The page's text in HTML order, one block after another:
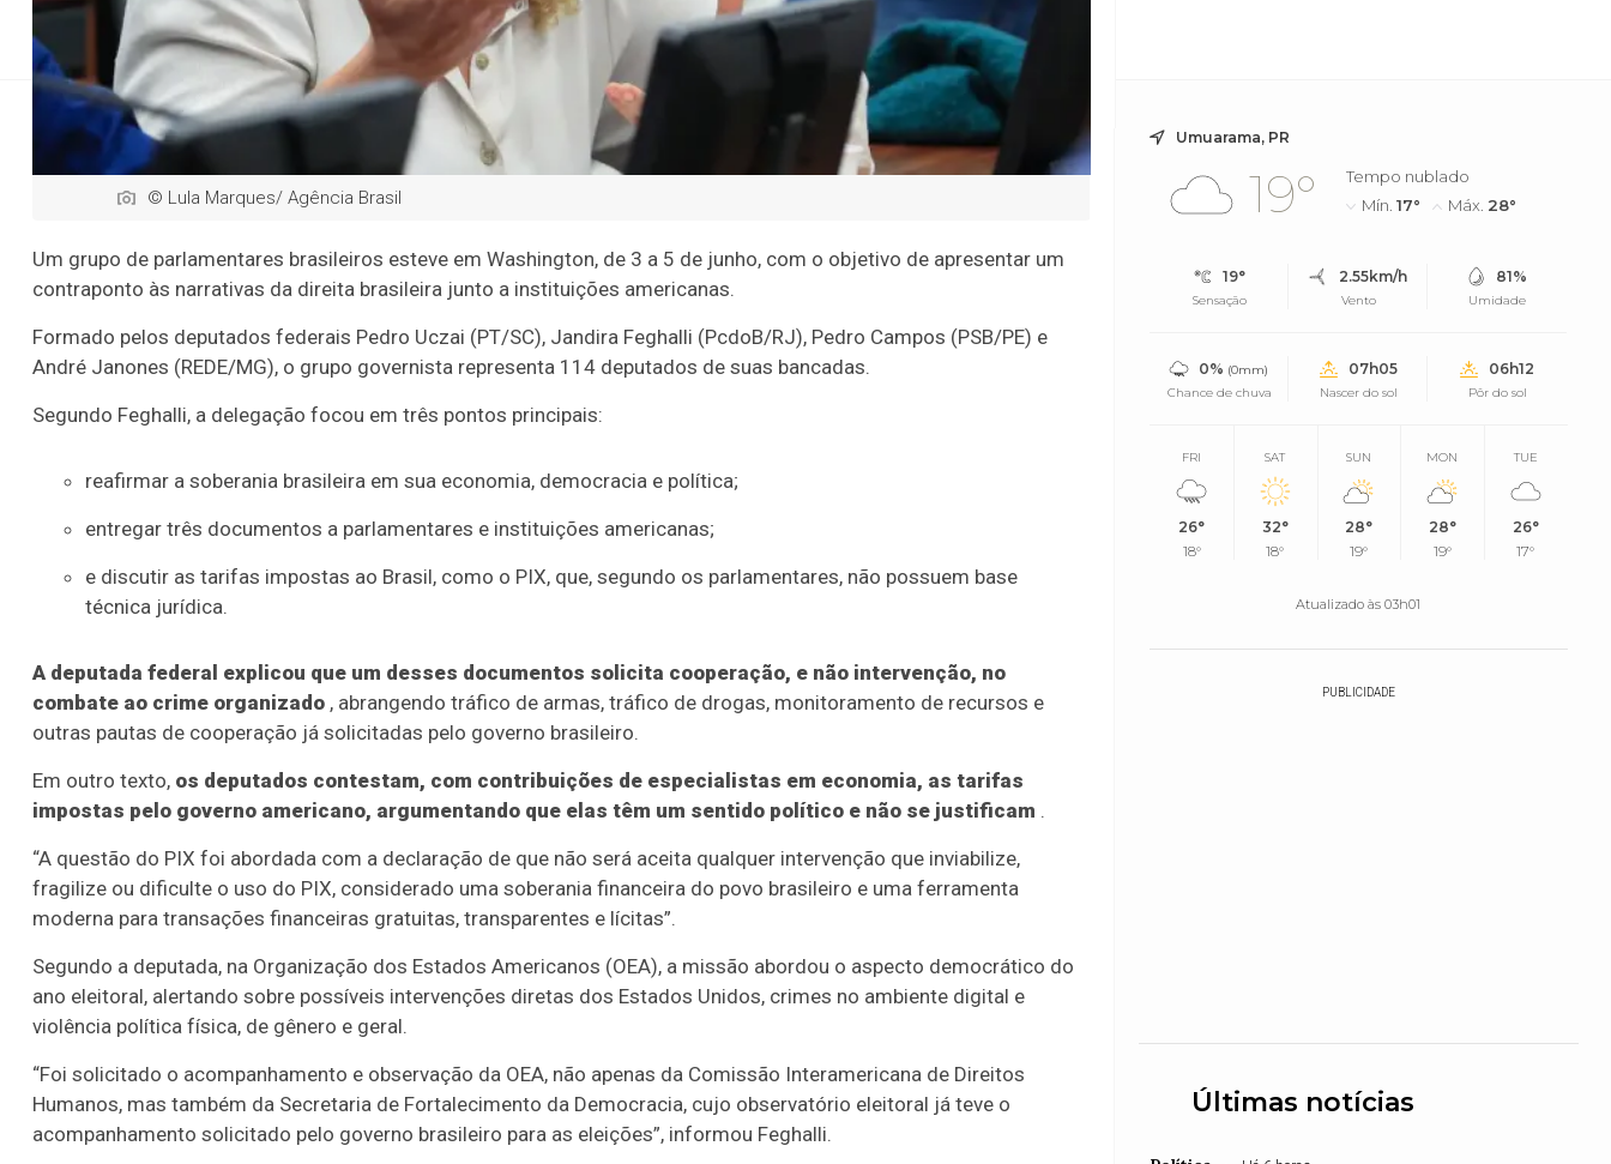
Grupo pediu cooperação no combate ao crime sem intervenção
© Lula Marques/ Agência Brasil
Um grupo de parlamentares brasileiros esteve em Washington, de 3 a 5 de junho, com o objetivo de apresentar um
contraponto às narrativas da direita brasileira junto a instituições americanas.
Formado pelos deputados federais Pedro Uczai (PT/SC), Jandira Feghalli (PcdoB/RJ), Pedro Campos (PSB/PE) e
André Janones (REDE/MG), o grupo governista representa 114 deputados de suas bancadas.
Segundo Feghalli, a delegação focou em três pontos principais:
reafirmar a soberania brasileira em sua economia, democracia e política;
entregar três documentos a parlamentares e instituições americanas;
e discutir as tarifas impostas ao Brasil, como o PIX, que, segundo os parlamentares, não possuem base
técnica jurídica.
A deputada federal explicou que um desses documentos solicita cooperação, e não intervenção, no
combate ao crime organizado , abrangendo tráfico de armas, tráfico de drogas, monitoramento de recursos e
outras pautas de cooperação já solicitadas pelo governo brasileiro.
Em outro texto, os deputados contestam, com contribuições de especialistas em economia, as tarifas
impostas pelo governo americano, argumentando que elas têm um sentido político e não se justificam .
“A questão do PIX foi abordada com a declaração de que não será aceita qualquer intervenção que inviabilize,
fragilize ou dificulte o uso do PIX, considerado uma soberania financeira do povo brasileiro e uma ferramenta
moderna para transações financeiras gratuitas, transparentes e lícitas”.
Segundo a deputada, na Organização dos Estados Americanos (OEA), a missão abordou o aspecto democrático do
ano eleitoral, alertando sobre possíveis intervenções diretas dos Estados Unidos, crimes no ambiente digital e
violência política física, de gênero e geral.
“Foi solicitado o acompanhamento e observação da OEA, não apenas da Comissão Interamericana de Direitos
Humanos, mas também da Secretaria de Fortalecimento da Democracia, cujo observatório eleitoral já teve o
acompanhamento solicitado pelo governo brasileiro para as eleições”, informou Feghalli.
Umuarama, PR
19°
Tempo nublado
Mín.17° Máx. 28°
19°
Sensação
2.55km/h
Vento
81%
Umidade
0% (0mm)
Chance de chuva
07h05
Nascer do sol
06h12
Pôr do sol
FRI
26°
18°
SAT
32°
18°
SUN
28°
19°
MON
28°
19°
TUE
26°
17°
Atualizado às 03h01
PUBLICIDADE
Últimas notícias